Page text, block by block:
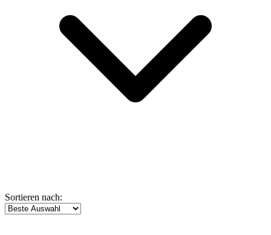
Sortieren nach: